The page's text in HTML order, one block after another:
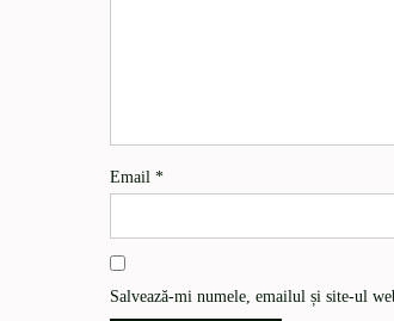
Email *
Salvează-mi numele, emailul și site-ul